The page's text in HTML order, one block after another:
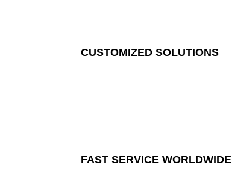
CUSTOMIZED SOLUTIONS
FAST SERVICE WORLDWIDE